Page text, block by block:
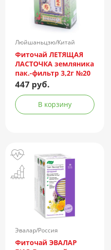
Люйшаньцзю/Китай
Фиточай ЛЕТЯЩАЯ
ЛАСТОЧКА земляника
пак.-фильтр 3,2г №20
447 руб.
В корзину
Эвалар/Россия
Фиточай ЭВАЛАР